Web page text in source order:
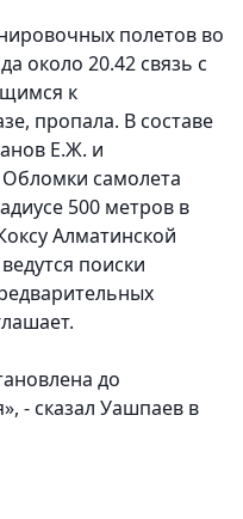
полетов во
около 20.42 связь с
к
пропала. В составе
Е.Ж. и
самолета
500 метров в
Алматинской
поиски
до
- сказал Уашпаев в